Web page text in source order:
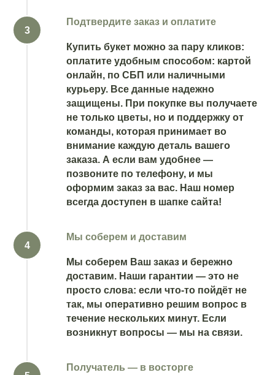
Подтвердите заказ и оплатите
Купить букет можно за пару кликов:
оплатите удобным способом: картой
онлайн, по СБП или наличными
курьеру. Все данные надежно
защищены. При покупке вы получаете
не только цветы, но и поддержку от
команды, которая принимает во
внимание каждую деталь вашего
заказа. А если вам удобнее —
позвоните по телефону, и мы
оформим заказ за вас. Наш номер
всегда доступен в шапке сайта!
Мы соберем и доставим
Мы соберем Ваш заказ и бережно
доставим. Наши гарантии — это не
просто слова: если что-то пойдёт не
так, мы оперативно решим вопрос в
течение нескольких минут. Если
возникнут вопросы — мы на связи.
Получатель — в восторге